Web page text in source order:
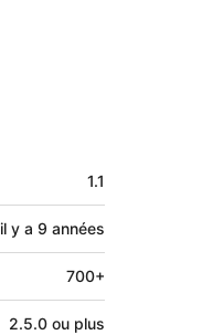
1.1
il y a 9 années
700+
2.5.0 ou plus